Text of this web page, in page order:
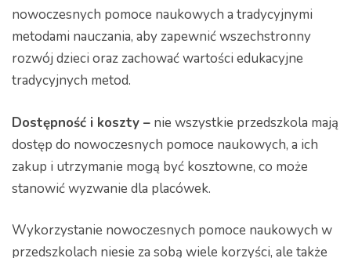
nowoczesnych pomoce naukowych a tradycyjnymi
metodami nauczania, aby zapewnić wszechstronny
rozwój dzieci oraz zachować wartości edukacyjne
tradycyjnych metod.
Dostępność i koszty – nie wszystkie przedszkola mają
dostęp do nowoczesnych pomoce naukowych, a ich
zakup i utrzymanie mogą być kosztowne, co może
stanowić wyzwanie dla placówek.
Wykorzystanie nowoczesnych pomoce naukowych w
przedszkolach niesie za sobą wiele korzyści, ale także